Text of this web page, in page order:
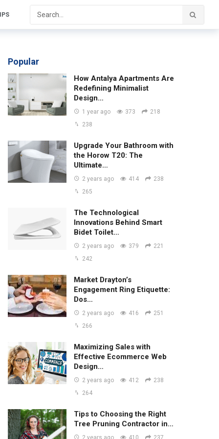
Popular
How Antalya Apartments Are
Redefining Minimalist
Design…
1 year ago 373
218
238
Upgrade Your Bathroom with
the Horow T20: The
Ultimate…
2 years ago 414
238
265
The Technological
Innovations Behind Smart
Bidet Toilet…
2 years ago 379
221
242
Market Drayton’s
Engagement Ring Etiquette:
Dos…
2 years ago 416
251
266
Maximizing Sales with
Effective Ecommerce Web
Design…
2 years ago 412
238
264
Tips to Choosing the Right
Tree Pruning Contractor in…
2 years ago 410 237